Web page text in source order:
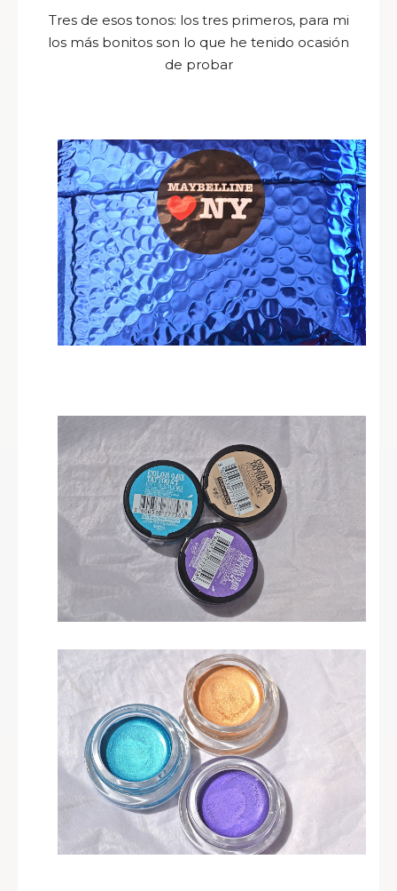
Tres de esos tonos: los tres primeros, para mi
los más bonitos son lo que he tenido ocasión
de probar